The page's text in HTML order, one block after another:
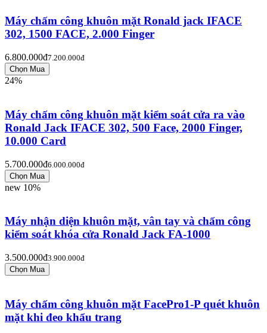
Máy chấm công khuôn mặt Ronald jack IFACE
302, 1500 FACE, 2.000 Finger
6.800.000đ7.200.000đ
24%
Máy chấm công khuôn mặt kiểm soát cửa ra vào
Ronald Jack IFACE 302, 500 Face, 2000 Finger,
10.000 Card
5.700.000đ6.000.000đ
new 10%
Máy nhận diện khuôn mặt, vân tay và chấm công
kiểm soát khóa cửa Ronald Jack FA-1000
3.500.000đ3.900.000đ
Máy chấm công khuôn mặt FacePro1-P quét khuôn
mặt khi đeo khẩu trang